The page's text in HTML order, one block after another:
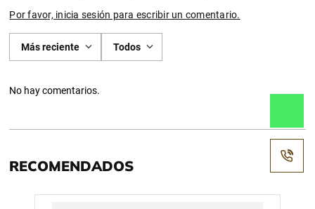
Por favor, inicia sesión para escribir un comentario.
Más reciente Todos
No hay comentarios.
RECOMENDADOS